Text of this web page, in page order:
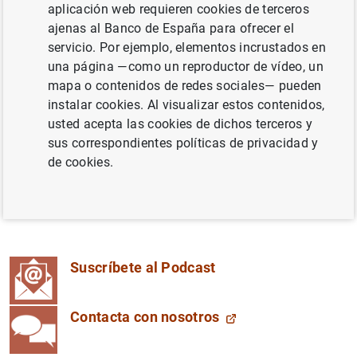
tecnológica y social contada de manera cercana por las
personas que trabajamos en el Banco de España.
Queremos abrir las puertas del Banco y contarte, desde
dentro, lo que hacemos, cómo lo hacemos y qué impacto
tiene en tu día a día.
Y te lo contamos de manera cercana y a la vez precisa,
combinando la sencillez de una conversación entre
compañeros con la profesionalidad con la que
Suscríbete al Podcast
Contacta con nosotros
aplicación web requieren cookies de terceros
ajenas al Banco de España para ofrecer el
servicio. Por ejemplo, elementos incrustados en
una página —como un reproductor de vídeo, un
mapa o contenidos de redes sociales— pueden
instalar cookies. Al visualizar estos contenidos,
usted acepta las cookies de dichos terceros y
sus correspondientes políticas de privacidad y
de cookies.